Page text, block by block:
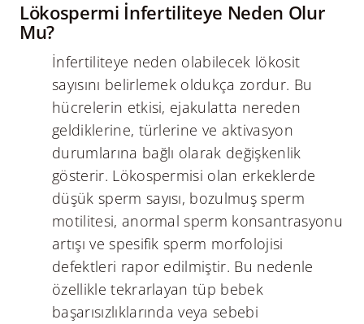
Lökospermi İnfertiliteye Neden Olur
Mu?
İnfertiliteye neden olabilecek lökosit
sayısını belirlemek oldukça zordur. Bu
hücrelerin etkisi, ejakulatta nereden
geldiklerine, türlerine ve aktivasyon
durumlarına bağlı olarak değişkenlik
gösterir. Lökospermisi olan erkeklerde
düşük sperm sayısı, bozulmuş sperm
motilitesi, anormal sperm konsantrasyonu
artışı ve spesifik sperm morfolojisi
defektleri rapor edilmiştir. Bu nedenle
özellikle tekrarlayan tüp bebek
başarısızlıklarında veya sebebi